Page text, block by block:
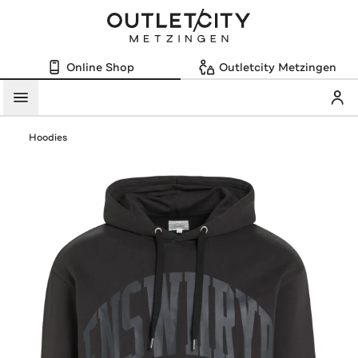
Online Shop Outletcity Metzingen
Menü
Hoodies